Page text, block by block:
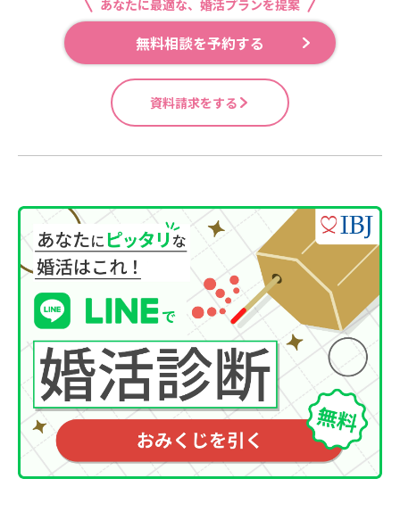
あなたに最適な、婚活プランを提案
無料相談を予約する
資料請求をする